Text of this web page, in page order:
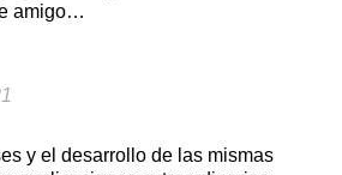
amigo…
y el desarrollo de las mismas